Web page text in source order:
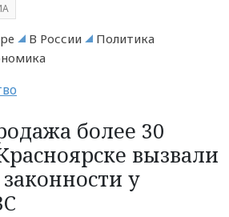
В России
Политика
более 30
вызвали
у